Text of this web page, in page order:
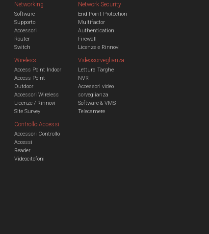
Networking
Software
Supporto
Accessori
Router
Switch
Wireless
Access Point Indoor
Access Point
Outdoor
Accessori Wireless
Licenze / Rinnovi
Site Survey
Network Security
End Point Protection
Multifactor
Authentication
Firewall
Licenze e Rinnovi
Videosorveglianza
Lettura Targhe
NVR
Accessori video
sorveglianza
Software & VMS
Telecamere
Controllo Accessi
Accessori Controllo
Accessi
Reader
Videocitofoni